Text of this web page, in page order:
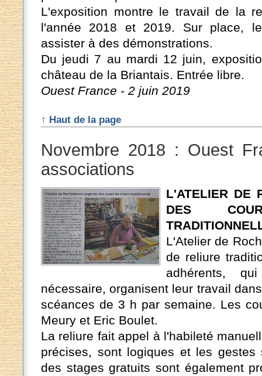
L'exposition montre le travail de la
l'année 2018 et 2019. Sur place,
assister à des démonstrations.
Du jeudi 7 au mardi 12 juin,
château de la Briantais. Entrée libre.
Ouest France - 2 juin 2019
↑ Haut de la page
Novembre 2018 : Ouest
associations
L'ATELIER DE
DES
L'Atelier de
de reliure
adhérents,
nécessaire, organisent leur travail
scéances de 3 h par semaine. Les
Meury et Eric Boulet.
La reliure fait appel à l'habileté
précises, sont logiques et les gestes
des stages gratuits sont également